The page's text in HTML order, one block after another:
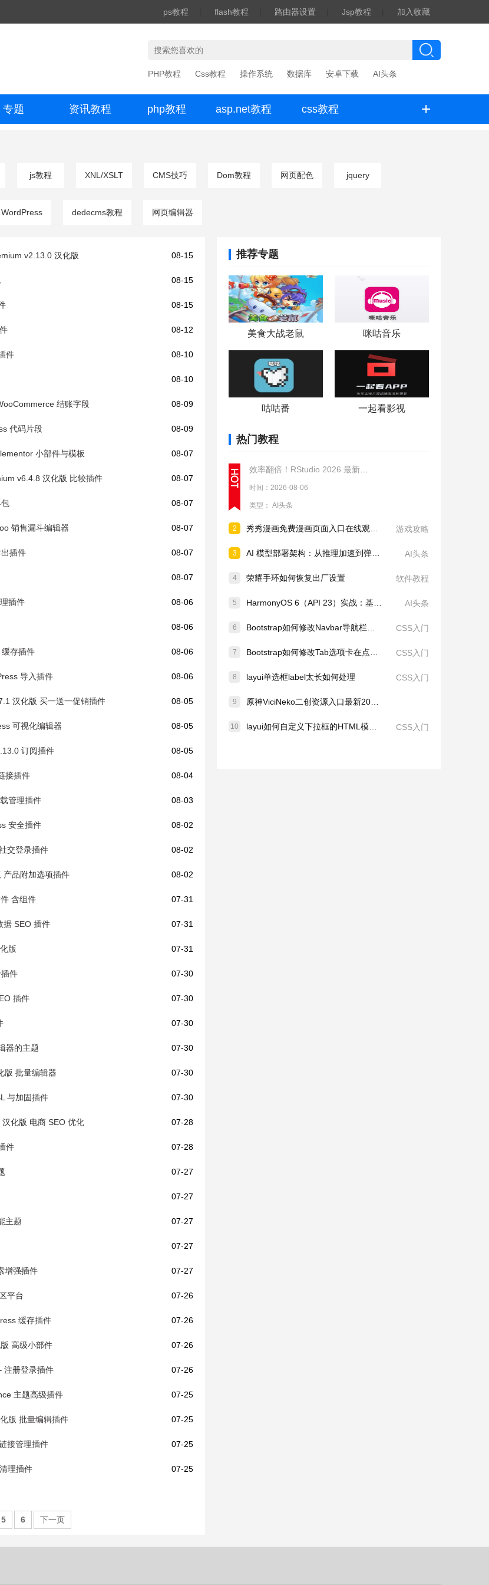
ps教程 flash教程 路由器设置 Jsp教程 加入收藏
PHP教程 Css教程 操作系统 数据库 安卓下载 AI头条
专题 资讯教程 php教程 asp.net教程 css教程 +
js教程 XNL/XSLT CMS技巧 Dom教程 网页配色 jquery
WordPress dedecms教程 网页编辑器
v2.13.0 汉化版 08-15
08-15
08-15
08-12
件 08-10
08-10
结账字段 08-09
代码片段 08-09
小部件与模板 08-07
v6.4.8 汉化版 比较插件 08-07
08-07
销售漏斗编辑器 08-07
插件 08-07
08-07
插件 08-06
08-06
存插件 08-06
导入插件 08-06
汉化版 买一送一促销插件 08-05
可视化编辑器 08-05
订阅插件 08-05
接插件 08-04
管理插件 08-03
安全插件 08-02
交登录插件 08-02
产品附加选项插件 08-02
含组件 07-31
据 SEO 插件 07-31
版 07-31
件 07-30
插件 07-30
07-30
器的主题 07-30
版 批量编辑器 07-30
与加固插件 07-30
化版 电商 SEO 优化 07-28
件 07-28
07-27
07-27
主题 07-27
07-27
增强插件 07-27
平台 07-26
缓存插件 07-26
高级小部件 07-26
注册登录插件 07-26
主题高级插件 07-25
版 批量编辑插件 07-25
接管理插件 07-25
理插件 07-25
5 6 下一页
推荐专题
美食大战老鼠 咪咕音乐
咕咕番 一起看影视
热门教程
时间：2026-08-06
类型： AI头条
2 游戏攻略
3 AI头条
4 荣耀手环如何恢复出厂设置 软件教程
5 AI头条
6 CSS入门
7 CSS入门
8 layui单选框label太长如何处理 CSS入门
9
10 CSS入门